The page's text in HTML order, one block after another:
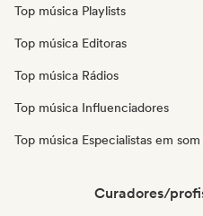
Top música Playlists
Top música Editoras
Top música Rádios
Top música Influenciadores
Top música Especialistas em som
Curadores/